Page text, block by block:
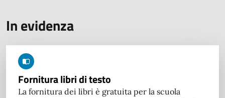
In evidenza
Fornitura libri di testo
La fornitura dei libri è gratuita per la scuola